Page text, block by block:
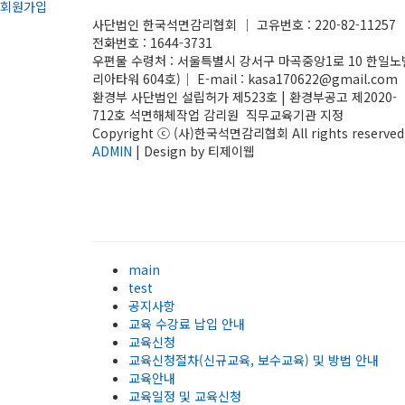
회원가입
사단법인 한국석면감리협회 │ 고유번호 : 220-82-11257
전화번호 : 1644-3731
우편물 수령처 : 서울특별시 강서구 마곡중앙1로 10 한일노
리아타워 604호)│ E-mail : kasa170622@gmail.com
환경부 사단법인 설립허가 제523호 | 환경부공고 제2020-
712호 석면해체작업 감리원 직무교육기관 지정
Copyright ⓒ (사)한국석면감리협회 All rights
ADMIN | Design by 티제이웹
main
test
공지사항
교육 수강료 납입 안내
교육신청
교육신청절차(신규교육, 보수교육) 및 방법 안내
교육안내
교육일정 및 교육신청